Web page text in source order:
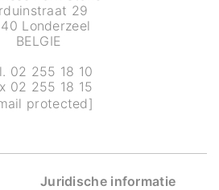
29
Londerzeel
BELGIE
02 255 18 10
02 255 18 15
protected]
Juridische informatie